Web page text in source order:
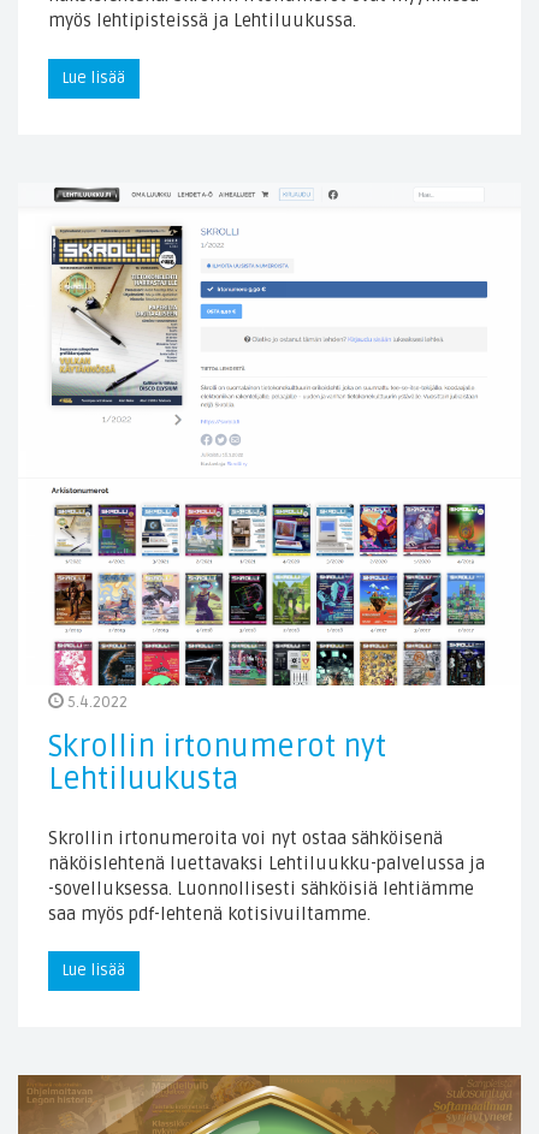
myös lehtipisteissä ja Lehtiluukussa.
Lue lisää
5.4.2022
Skrollin irtonumerot nyt
Lehtiluukusta
Skrollin irtonumeroita voi nyt ostaa sähköisenä
näköislehtenä luettavaksi Lehtiluukku-palvelussa ja
-sovelluksessa. Luonnollisesti sähköisiä lehtiämme
saa myös pdf-lehtenä kotisivuiltamme.
Lue lisää